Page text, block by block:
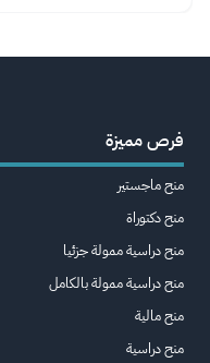
فرص مميزة
منح ماجستير
منح دكتوراة
منح دراسية ممولة جزئيا
منح دراسية ممولة بالكامل
منح مالية
منح دراسية